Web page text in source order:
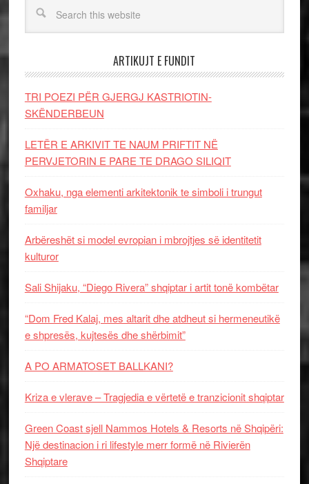
ARTIKUJT E FUNDIT
TRI POEZI PËR GJERGJ KASTRIOTIN-
SKËNDERBEUN
LETËR E ARKIVIT TE NAUM PRIFTIT NË
PERVJETORIN E PARE TE DRAGO SILIQIT
Oxhaku, nga elementi arkitektonik te simboli i trungut
familjar
Arbëreshët si model evropian i mbrojtjes së identitetit
kulturor
Sali Shijaku, “Diego Rivera” shqiptar i artit tonë kombëtar
“Dom Fred Kalaj, mes altarit dhe atdheut si hermeneutikë
e shpresës, kujtesës dhe shërbimit”
A PO ARMATOSET BALLKANI?
Kriza e vlerave – Tragjedia e vërtetë e tranzicionit shqiptar
Green Coast sjell Nammos Hotels & Resorts në Shqipëri:
Një destinacion i ri lifestyle merr formë në Rivierën
Shqiptare